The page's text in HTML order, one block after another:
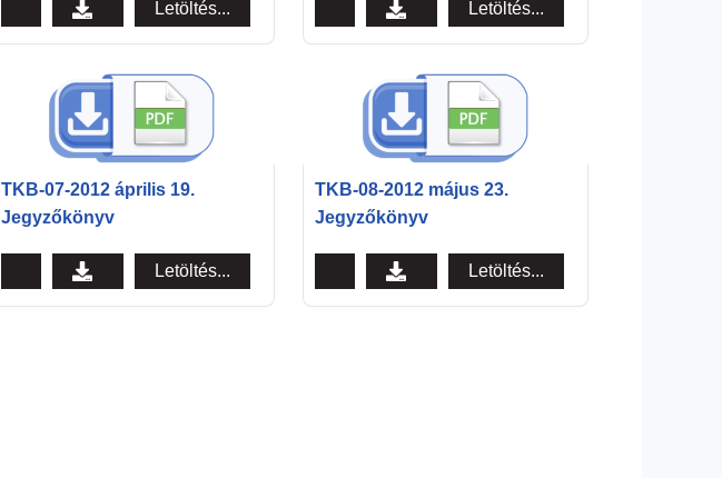
Letöltés... Letöltés...
TKB-07-2012 április 19.
Jegyzőkönyv
Letöltés...
TKB-08-2012 május 23.
Jegyzőkönyv
Letöltés...